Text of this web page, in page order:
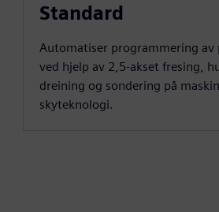
Standard
Automatiser programmering av
ved hjelp av 2,5-akset fresing,
dreining og sondering på
skyteknologi.